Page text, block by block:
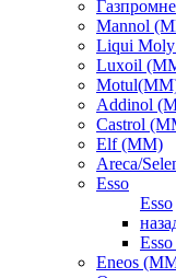
Mannol
Liqui
Luxoil
Addinol
Castrol
Elf (ММ)
Areca/
Esso
Esso
Eneos